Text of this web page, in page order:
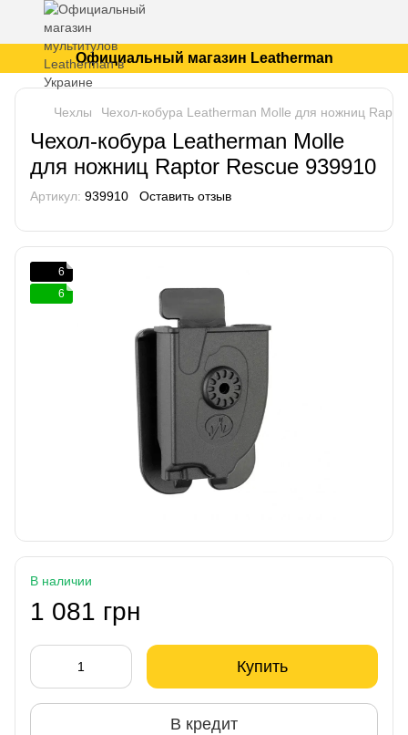
Официальный магазин Leatherman
Чехлы Чехол-кобура Leatherman Molle для ножниц
Чехол-кобура Leatherman Molle
для ножниц Raptor Rescue 939910
Артикул: 939910 Оставить отзыв
6
6
В наличии
1 081 грн
Купить
В кредит